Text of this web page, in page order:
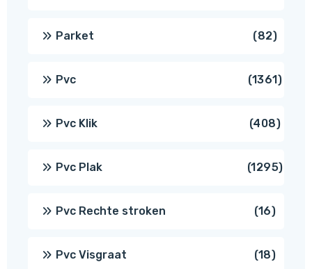
Parket 8282
Pvc 13611361
Pvc Klik 408408
Pvc Plak 12951295
Pvc Rechte stroken 1616
Pvc Visgraat 1818